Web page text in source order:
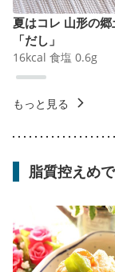
夏はコレ 山形の
「だし」
16kcal 食塩 0.6g
もっと見る
脂質控えめ